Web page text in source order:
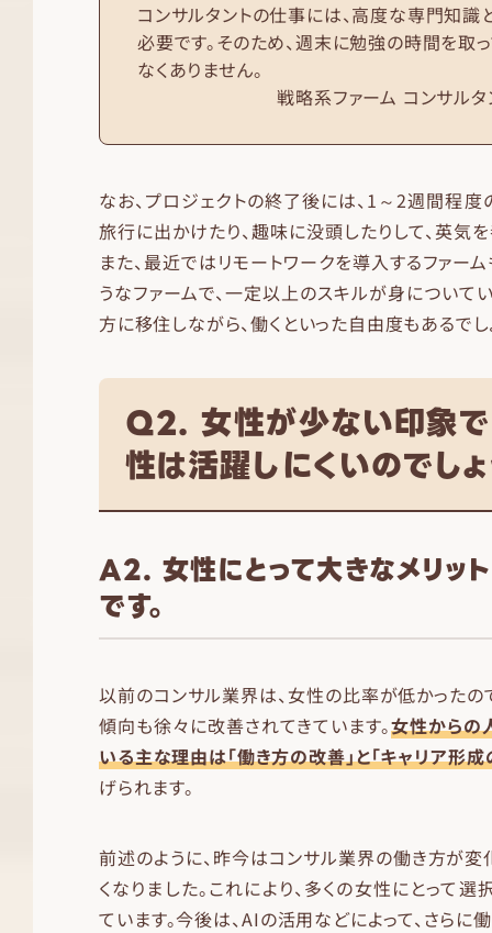
コンサルタントの仕事には、高度な専門知
必要です。そのため、週末に勉強の時間を取
なくありません。
戦略系ファーム コンサルタ
なお、プロジェクトの終了後には、1～2週間程度
旅行に出かけたり、趣味に没頭したりして、英気
また、最近ではリモートワークを導入するファー
うなファームで、一定以上のスキルが身について
方に移住しながら、働くといった自由度もあるでし
Q2. 女性が少ない印象で
性は活躍しにくいのでし
A2. 女性にとって大きなメリッ
です。
以前のコンサル業界は、女性の比率が低かったの
傾向も徐々に改善されてきています。女性からの
いる主な理由は「働き方の改善」と「キャリア形成
げられます。
前述のように、昨今はコンサル業界の働き方が変
くなりました。これにより、多くの女性にとって
ています。今後は、AIの活用などによって、さら